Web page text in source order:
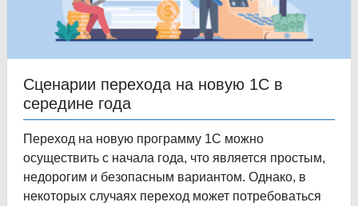
Сценарии перехода на новую 1С в
середине года
Переход на новую программу 1С можно
осуществить с начала года, что является простым,
недорогим и безопасным вариантом. Однако, в
некоторых случаях переход может потребоваться